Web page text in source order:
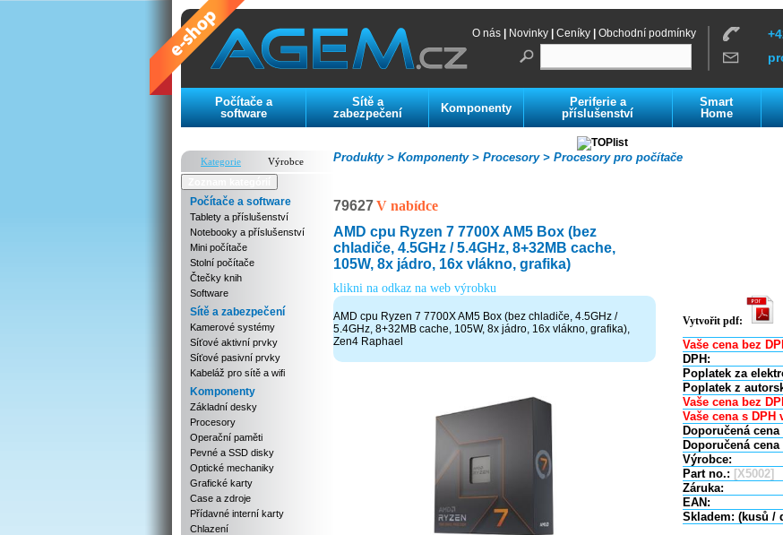
O nás Novinky Ceníky Obchodní podmínky
Počítače a
software
Sítě a
zabezpečení
Komponenty
Periferie a
příslušenství
Smart
Home
Kategorie
Výrobce
Počítače a software
Tablety a příslušenství
Notebooky a příslušenství
Mini počítače
Stolní počítače
Čtečky knih
Software
Sítě a zabezpečení
Kamerové systémy
Síťové aktivní prvky
Síťové pasivní prvky
Kabeláž pro sítě a wifi
Komponenty
Základní desky
Procesory
Operační paměti
Pevné a SSD disky
Optické mechaniky
Grafické karty
Case a zdroje
Přídavné interní karty
Chlazení
Procesory pro počítače
Procesory >
Komponenty >
Produkty >
79627V nabídce
AMD cpu Ryzen 7 7700X AM5 Box (bez
chladiče, 4.5GHz / 5.4GHz, 8+32MB cache,
105W, 8x jádro, 16x vlákno, grafika)
klikni na odkaz na web výrobku
AMD cpu Ryzen 7 7700X AM5 Box (bez chladiče, 4.5GHz /
5.4GHz, 8+32MB cache, 105W, 8x jádro, 16x vlákno, grafika),
Zen4 Raphael
Vytvořit pdf:
Vaše cena bez
DPH:
Poplatek za
Poplatek z
Vaše cena bez
Vaše cena s DPH
Doporučená cena
Doporučená cena
Výrobce:
Part no.: [X5002]
Záruka:
EAN:
Skladem: (kusů /